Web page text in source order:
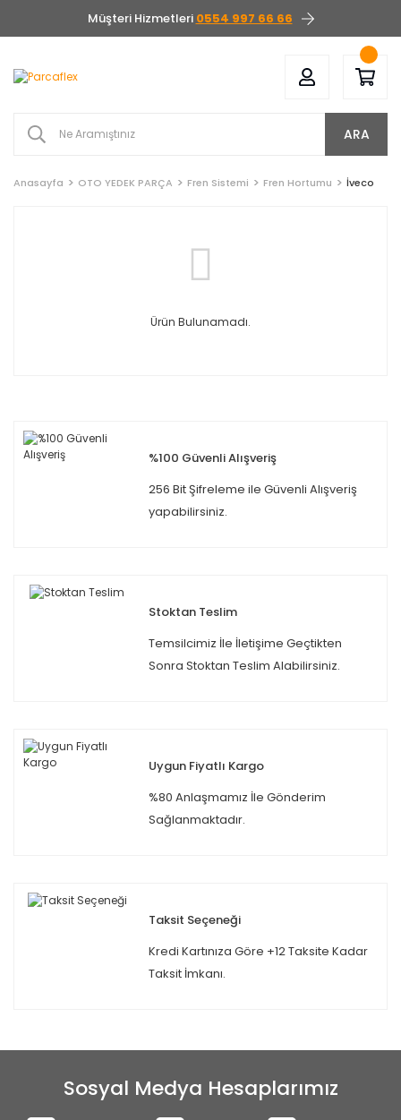
Müşteri Hizmetleri 0554 997 66 66
ARA
Anasayfa OTO YEDEK PARÇA Fren Sistemi Fren Hortumu İveco
Ürün Bulunamadı.
%100 Güvenli Alışveriş
256 Bit Şifreleme ile Güvenli Alışveriş
yapabilirsiniz.
Stoktan Teslim
Temsilcimiz İle İletişime Geçtikten
Sonra Stoktan Teslim Alabilirsiniz.
Uygun Fiyatlı Kargo
%80 Anlaşmamız İle Gönderim
Sağlanmaktadır.
Taksit Seçeneği
Kredi Kartınıza Göre +12 Taksite Kadar
Taksit İmkanı.
Sosyal Medya Hesaplarımız